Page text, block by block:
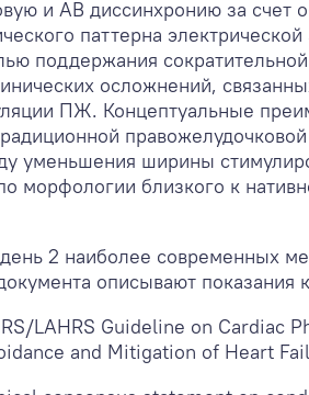
и АВ диссинхронию за счет
паттерна электрической
поддержания
осложнений,
ПЖ. Концептуальные
уменьшения ширины
морфологии близкого к
2 наиболее современных
описывают
LAHRS Guideline on Cardiac
and Mitigation of Heart